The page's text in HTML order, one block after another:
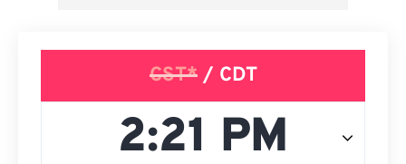
CST*/ CDT